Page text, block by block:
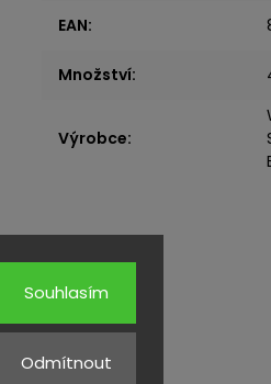
Odmítnout
Souhlasím
EAN:
Množství:
Výrobce: